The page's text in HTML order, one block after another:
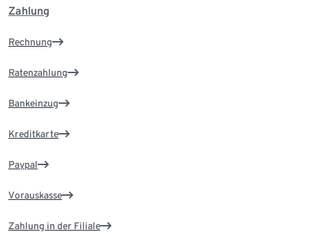
Zahlung
Rechnung
Ratenzahlung
Bankeinzug
Kreditkarte
Paypal
Vorauskasse
Zahlung in der Filiale